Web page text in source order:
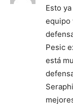
Esto
equipo
Pesic
está